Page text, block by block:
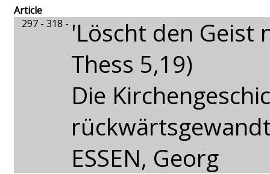
Article
297 - 318 - 'Löscht den Geist
Thess 5,19)
Die
ESSEN, Georg